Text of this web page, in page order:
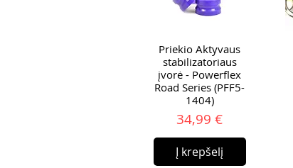
Priekio Aktyvaus
stabilizatoriaus
įvorė - Powerflex
Road Series (PFF5-
1404)
Kaina
34,99 €
Į krepšelį